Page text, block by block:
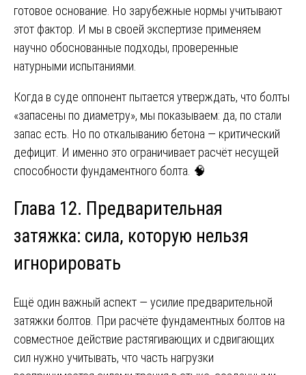
готовое основание. Но зарубежные нормы учитывают
этот фактор. И мы в своей экспертизе применяем
научно обоснованные подходы, проверенные
натурными испытаниями.
Когда в суде оппонент пытается утверждать, что болты
«запасены по диаметру», мы показываем: да, по стали
запас есть. Но по откалыванию бетона — критический
дефицит. И именно это ограничивает расчёт несущей
способности фундаментного болта. 🧠
Глава 12. Предварительная
затяжка: сила, которую нельзя
игнорировать
Ещё один важный аспект — усилие предварительной
затяжки болтов. При расчёте фундаментных болтов на
совместное действие растягивающих и сдвигающих
сил нужно учитывать, что часть нагрузки